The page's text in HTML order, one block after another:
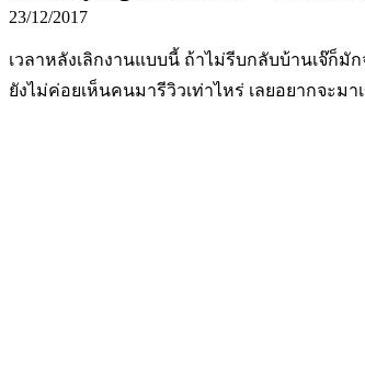
23/12/2017
เวลาหลังเลิกงานแบบนี้ ถ้าไม่รีบกลับบ้านเจ๊ก็
ยังไม่ค่อยเห็นคนมารีวิวเท่าไหร่ เลยอยากจะม